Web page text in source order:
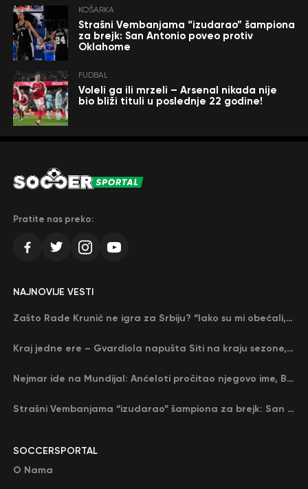
KOŠARKA
Strašni Vembanjama “izudarao” šampiona
za brejk: San Antonio poveo protiv
Oklahome
FUDBAL
Voleli ga ili mrzeli – Arsenal nikada nije
bio bliži tituli u poslednje 22 godine!
Pratite nas preko:
SOCCERSPORTAL
O Nama
NAJNOVIJE VESTI
Zašto Rade Krunić ne igra za Srbiju? “Iako su mi obećali, niko me nije zvao…”
Kraj jedne ere – Gvardiola napušta Siti na kraju sezone, menja ga njegov nekadašnji rival
Nejmar ide na Mundijal: Anćeloti pročitao njegovo ime, Brazil u delirijumu (VIDEO)
Strašni Vembanjama “izudarao” šampiona za brejk: San Antonio poveo protiv Oklahome